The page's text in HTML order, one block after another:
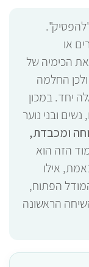
או
הכימיה של
החלמה
יחד. במכון
ובני נוער
ומכבדת,
הזה הוא
אילו
הפתוח,
הראשונה